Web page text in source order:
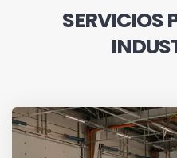
SERVICIOS